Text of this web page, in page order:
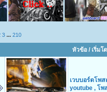
3 ...210
หัวข้อ/ เริ่มโ
เวบบอร์ดโพ
youtube , โพ